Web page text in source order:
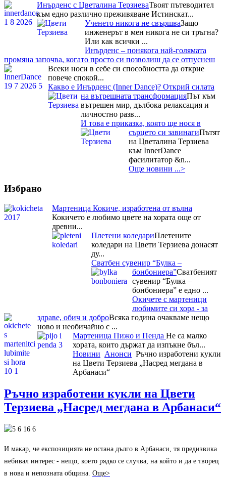
Инърденс с Цветалина ТерзиеваТвоят пътеводител
към едно различно преживяване Истинскат...
Ученето никога не свършваЗащо
инженерът в мен никога не си тръгна?
Или как всички ...
Инърденс – понякога най-голямата
промяна започва, когато просто си позволиш да се отпуснеш
Всеки носи в себе си способността да открие
повече спокой...
Какво е Инърденс (Inner Dance)? Открий силата
на вътрешната трансформацияПът към
вътрешен мир, дълбока релаксация и
личностно разв...
И това е приказка, която ще нося в
сърцето си завинагиПътят
на Цветалина Терзиева
към InnerDance
фасилитатор &n...
Още новини ...>
Избрано
Мартеница Кокиче, изработена от вълна
Кокичето е любимо цвете на хората още от
древни...
Плетени коледариПлетените
коледари на Цвети Терзиева донасят
ду...
Сватбен сувенир “Булка –
бонбониера”Сватбеният
сувенир “Булка –
бонбониера” е едно ...
Окичете с мартеници
любимите си хора - за
здраве, обич и доброВсяка година очакваме нещо
ново и необичайно с ...
Мартеница Пижо и Пенда Не са малко
хората, които държат да изпъкне бъл...
Новини Анонси Ръчно изработени кукли
на Цвети Терзиева „Насред мегдана в
Арбанаси“
Ръчно изработени кукли на Цвети
Терзиева „Насред мегдана в Арбанаси“
И макар, че експозицията не остана дълго в Арбанаси, тя предизвика
небивал интерес - нещо, което рядко се случва, на който и да е творец
в нова и непозната община. Още>
Магията на занаята оживя в детската работилница на майстор